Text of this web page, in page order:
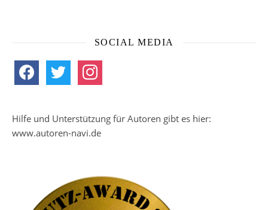
SOCIAL MEDIA
facebook twitter instagram
Hilfe und Unterstützung für Autoren gibt es hier:
www.autoren-navi.de